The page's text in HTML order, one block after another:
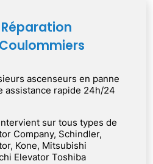
ascenseurs en panne
assistance rapide 24h/24
sur tous types de
Company, Schindler,
Kone, Mitsubishi
Elevator Toshiba